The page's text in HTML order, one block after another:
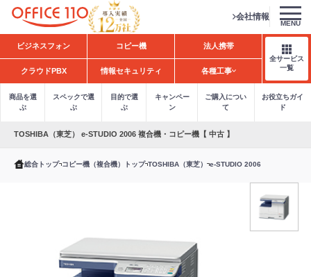
H
o
会社情報
MENU
ビジネスフォン コピー機 法人携帯
クラウドPBX 情報セキュリティ 各種工事
全サービス
一覧
商品を選
ぶ
スペックで選
ぶ
目的で選
ぶ
キャンペー
ン
ご購入につい
て
お役立ちガイ
ド
TOSHIBA（東芝） e-STUDIO 2006 複合機・コピー機【 中古 】
総合トップ コピー機（複合機）トップ TOSHIBA（東芝） e-STUDIO 2006